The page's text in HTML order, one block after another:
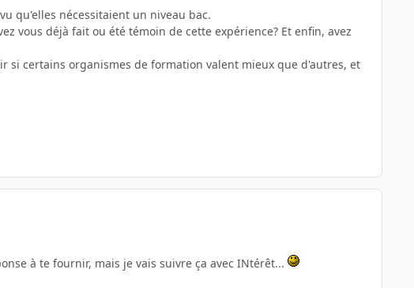
qu'elles nécessitaient un niveau bac.
vous déjà fait ou été témoin de cette expérience? Et enfin, avez
si certains organismes de formation valent mieux que d'autres, et
à te fournir, mais je vais suivre ça avec INtérêt...